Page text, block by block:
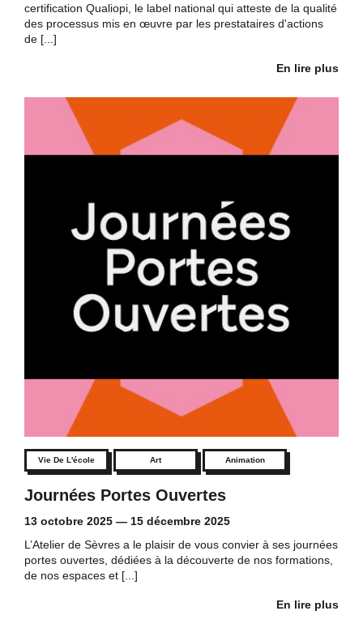
certification Qualiopi, le label national qui atteste de la qualité
des processus mis en œuvre par les prestataires d'actions
de [...]
En lire plus
Vie De L'école Art Animation
Journées Portes Ouvertes
13 octobre 2025 — 15 décembre 2025
L’Atelier de Sèvres a le plaisir de vous convier à ses journées
portes ouvertes, dédiées à la découverte de nos formations,
de nos espaces et [...]
En lire plus